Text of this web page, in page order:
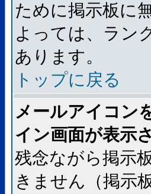
ために掲示板に
よっては、ラン
あります。
トップに戻る
メールアイコン
イン画面が表示
残念ながら掲示
きません（掲示